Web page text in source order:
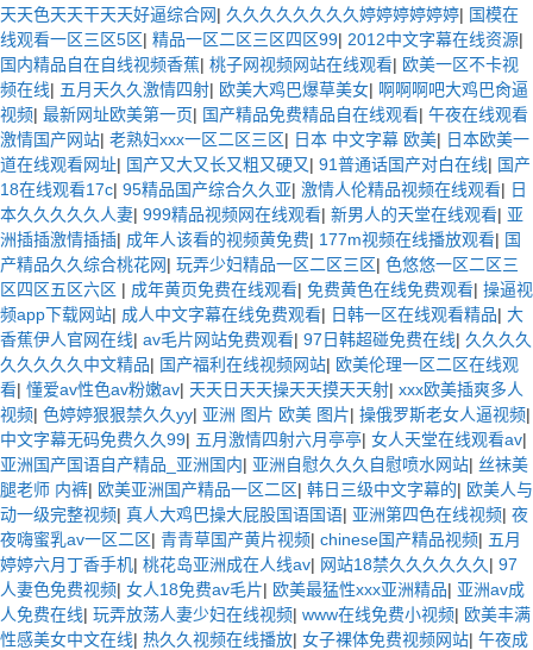
天天色天天干天天好逼综合网| 久久久久久久久久婷婷婷婷婷婷| 国模在
线观看一区三区5区| 精品一区二区三区四区99| 2012中文字幕在线资源|
国内精品自在自线视频香蕉| 桃子网视频网站在线观看| 欧美一区不卡视
频在线| 五月天久久激情四射| 欧美大鸡巴爆草美女| 啊啊啊吧大鸡巴肏逼
视频| 最新网址欧美第一页| 国产精品免费精品自在线观看| 午夜在线观看
激情国产网站| 老熟妇xxx一区二区三区| 日本 中文字幕 欧美| 日本欧美一
道在线观看网址| 国产又大又长又粗又硬又| 91普通话国产对白在线| 国产
18在线观看17c| 95精品国产综合久久亚| 激情人伦精品视频在线观看| 日
本久久久久久人妻| 999精品视频网在线观看| 新男人的天堂在线观看| 亚
洲插插激情插插| 成年人该看的视频黄免费| 177m视频在线播放观看| 国
产精品久久综合桃花网| 玩弄少妇精品一区二区三区| 色悠悠一区二区三
区四区五区六区 | 成年黄页免费在线观看| 免费黄色在线免费观看| 操逼视
频app下载网站| 成人中文字幕在线免费观看| 日韩一区在线观看精品| 大
香蕉伊人官网在线| av毛片网站免费观看| 97日韩超碰免费在线| 久久久久
久久久久久中文精品| 国产福利在线视频网站| 欧美伦理一区二区在线观
看| 懂爱av性色av粉嫩av| 天天日天天操天天摸天天射| xxx欧美插爽多人
视频| 色婷婷狠狠禁久久yy| 亚洲 图片 欧美 图片| 操俄罗斯老女人逼视频|
中文字幕无码免费久久99| 五月激情四射六月亭亭| 女人天堂在线观看av|
亚洲国产国语自产精品_亚洲国内| 亚洲自慰久久久自慰喷水网站| 丝袜美
腿老师 内裤| 欧美亚洲国产精品一区二区| 韩日三级中文字幕的| 欧美人与
动一级完整视频| 真人大鸡巴操大屁股国语国语| 亚洲第四色在线视频| 夜
夜嗨蜜乳av一区二区| 青青草国产黄片视频| chinese国产精品视频| 五月
婷婷六月丁香手机| 桃花岛亚洲成在人线av| 网站18禁久久久久久久 | 97
人妻色免费视频| 女人18免费av毛片| 欧美最猛性xxx亚洲精品| 亚洲av成
人免费在线| 玩弄放荡人妻少妇在线视频| www在线免费小视频| 欧美丰满
性感美女中文在线| 热久久视频在线播放| 女子裸体免费视频网站| 午夜成